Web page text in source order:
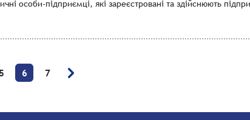
особи-підприємці, які зареєстровані та здійснюють
5 6 7